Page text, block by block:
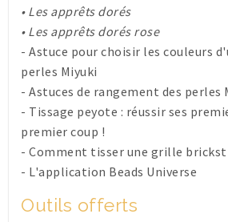
• Les apprêts dorés
• Les apprêts dorés rose
- Astuce pour choisir les couleurs
perles Miyuki
- Astuces de rangement des perles
- Tissage peyote : réussir ses
premier coup !
- Comment tisser une grille
- L'application Beads Universe
Outils offerts